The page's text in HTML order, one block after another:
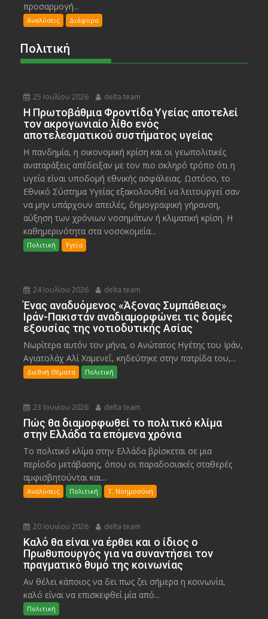
προσαρμογή...
Αναλύσεις Διάφορα
Πολιτική
25 Ιουλίου 2026 delta team
Η Πρωτοβάθμια Φροντίδα Υγείας αποτελεί
τον ακρογωνιαίο λίθο ενός
αποτελεσματικού συστήματος υγείας
Η πανδημία, η οικονομική κρίση και οι γεωπολιτικές
αναταράξεις απέδειξαν με τον πιο σκληρό τρόπο ότι η
υγεία είναι υποδομή εθνικής ασφάλειας. Ωστόσο, το
Εθνικό Σύστημα Υγείας εξακολουθεί να λειτουργεί σαν
να μην υπάρχουν απειλές, δημογραφική γήρανση,
αύξηση των χρόνιων νοσημάτων ή κλιματική κρίση. Η
καθημερινότητα στα νοσοκομεία...
Πολιτική Υγεία
24 Ιουλίου 2026 delta team
Ένας αναδυόμενος «Άξονας Συμπάθειας»
Ιράν-Πακιστάν αναδιαμορφώνει τις δομές
εξουσίας της νοτιοδυτικής Ασίας
Νωρίτερα αυτόν τον μήνα, ο Ανώτατος Ηγέτης του Ιράν,
Αγιατολάχ Αλί Χαμενεΐ, κηδεύτηκε στην πατρίδα του,...
Διεθνή Θέματα Πολιτική
23 Ιουνίου 2026 delta team
Πώς θα διαμορφωθεί το πολιτικό κλίμα
στην Ελλάδα τα επόμενα χρόνια
Το πολιτικό κλίμα στην Ελλάδα βρίσκεται σε μια
περίοδο μετάβασης, όπου οι παραδοσιακές σταθερές
αμφισβητούνται και...
Αναλύσεις Πολιτική Τ. Νοημοσύνη
20 Ιουνίου 2026 delta team
Καλό θα είναι να έρθει και ο ίδιος ο
Πρωθυπουργός για να συναντήσει τον
πραγματικό θυμό της κοινωνίας
Αν θέλει κάποιος να δει πως ζει σήμερα η κοινωνία,
καλό είναι να επισκεφθεί μία από...
Πολιτική